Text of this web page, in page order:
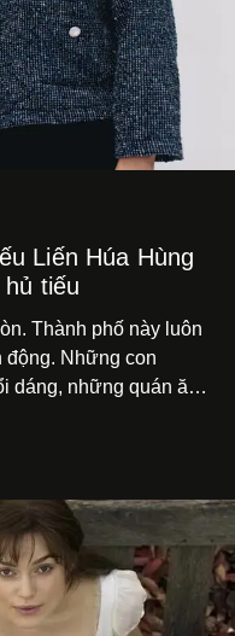
Liến Húa Hùng
tiếu
Thành phố này luôn
Những con
dáng, những quán ăn
về những điều